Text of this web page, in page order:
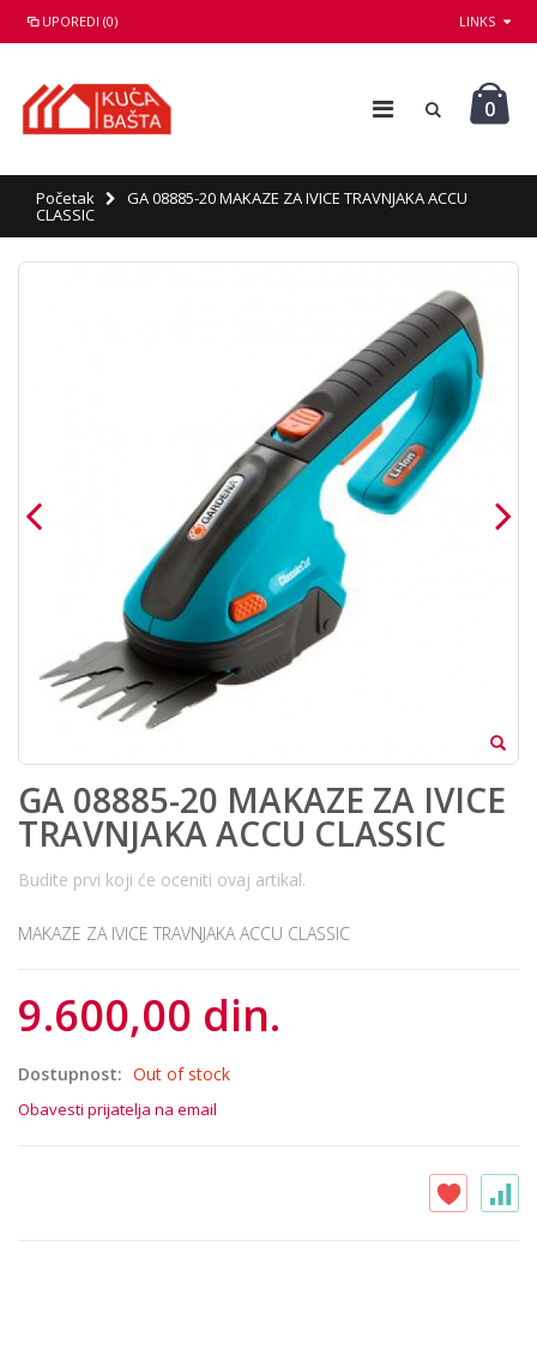
UPOREDI (0) LINKS
0
Početak GA 08885-20 MAKAZE ZA IVICE TRAVNJAKA ACCU
CLASSIC
GA 08885-20 MAKAZE ZA IVICE
TRAVNJAKA ACCU CLASSIC
Budite prvi koji će oceniti ovaj artikal.
MAKAZE ZA IVICE TRAVNJAKA ACCU CLASSIC
9.600,00 din.
Dostupnost: Out of stock
Obavesti prijatelja na email